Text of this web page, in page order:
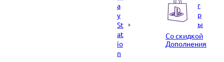
a
y
St
at
io
n
г
р
ы
Со скидкой
Дополнения